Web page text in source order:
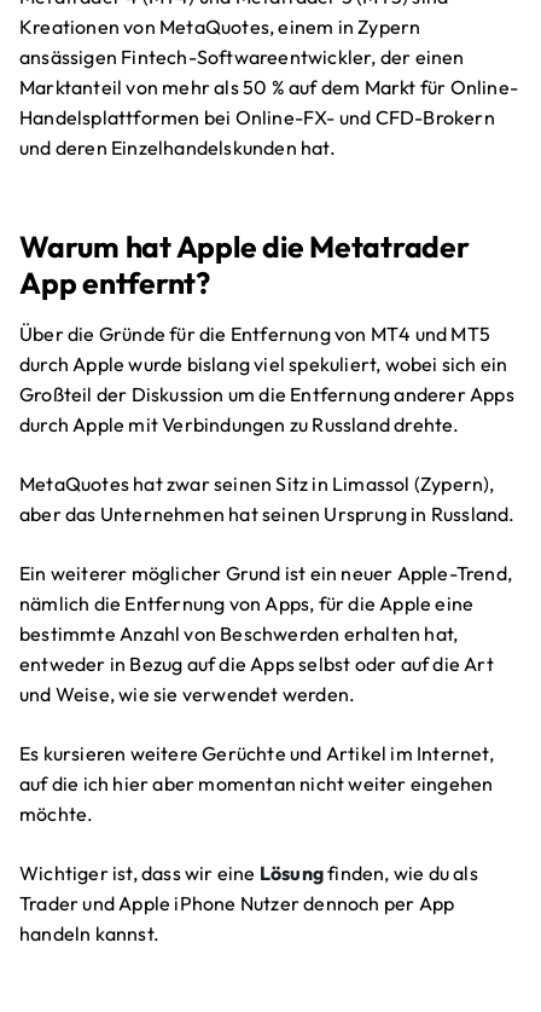
Kreationen von MetaQuotes, einem in Zypern
ansässigen Fintech-Softwareentwickler, der einen
Marktanteil von mehr als 50 % auf dem Markt für Online-
Handelsplattformen bei Online-FX- und CFD-Brokern
und deren Einzelhandelskunden hat.
Warum hat Apple die Metatrader
App entfernt?
Über die Gründe für die Entfernung von MT4 und MT5
durch Apple wurde bislang viel spekuliert, wobei sich ein
Großteil der Diskussion um die Entfernung anderer Apps
durch Apple mit Verbindungen zu Russland drehte.
MetaQuotes hat zwar seinen Sitz in Limassol (Zypern),
aber das Unternehmen hat seinen Ursprung in Russland.
Ein weiterer möglicher Grund ist ein neuer Apple-Trend,
nämlich die Entfernung von Apps, für die Apple eine
bestimmte Anzahl von Beschwerden erhalten hat,
entweder in Bezug auf die Apps selbst oder auf die Art
und Weise, wie sie verwendet werden.
Es kursieren weitere Gerüchte und Artikel im Internet,
auf die ich hier aber momentan nicht weiter eingehen
möchte.
Wichtiger ist, dass wir eine Lösungfinden, wie du als
Trader und Apple iPhone Nutzer dennoch per App
handeln kannst.